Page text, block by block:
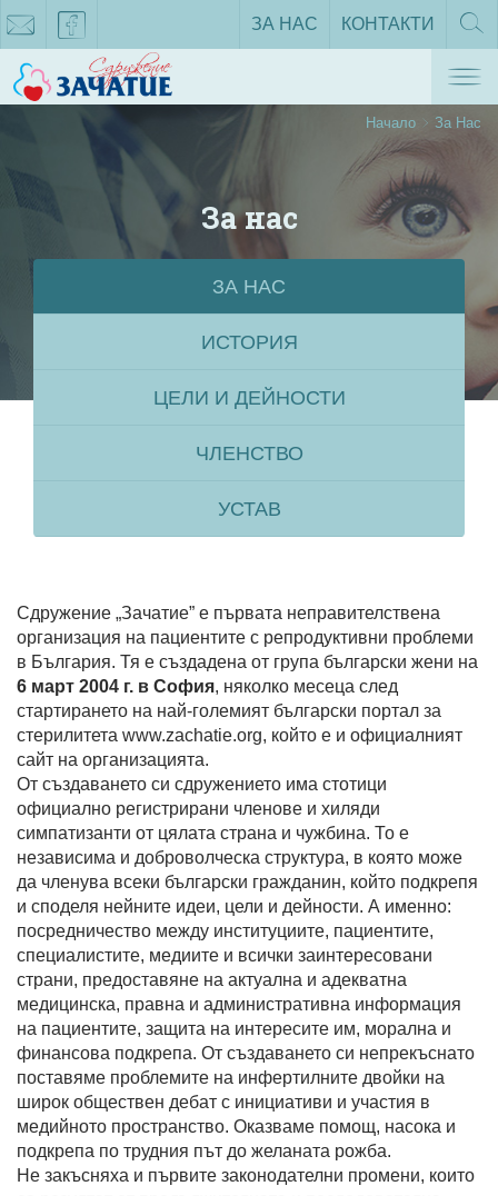
facebook
ЗА НАС
КОНТАКТИ
Начало За Нас
За нас
ЗА НАС
ИСТОРИЯ
ЦЕЛИ И ДЕЙНОСТИ
ЧЛЕНСТВО
УСТАВ
Сдружение „Зачатие” е първата неправителствена
организация на пациентите с репродуктивни проблеми
в България. Тя е създадена от група български жени на
6 март 2004 г. в София, няколко месеца след
стартирането на най-големият български портал за
стерилитета www.zachatie.org, който е и официалният
сайт на организацията.
От създаването си сдружението има стотици
официално регистрирани членове и хиляди
симпатизанти от цялата страна и чужбина. То е
независима и доброволческа структура, в която може
да членува всеки български гражданин, който подкрепя
и споделя нейните идеи, цели и дейности. А именно:
посредничество между институциите, пациентите,
специалистите, медиите и всички заинтересовани
страни, предоставяне на актуална и адекватна
медицинска, правна и административна информация
на пациентите, защита на интересите им, морална и
финансова подкрепа. От създаването си непрекъснато
поставяме проблемите на инфертилните двойки на
широк обществен дебат с инициативи и участия в
медийното пространствo. Оказваме помощ, насока и
подкрепа по трудния път до желаната рожба.
Не закъсняха и първите законодателни промени, които